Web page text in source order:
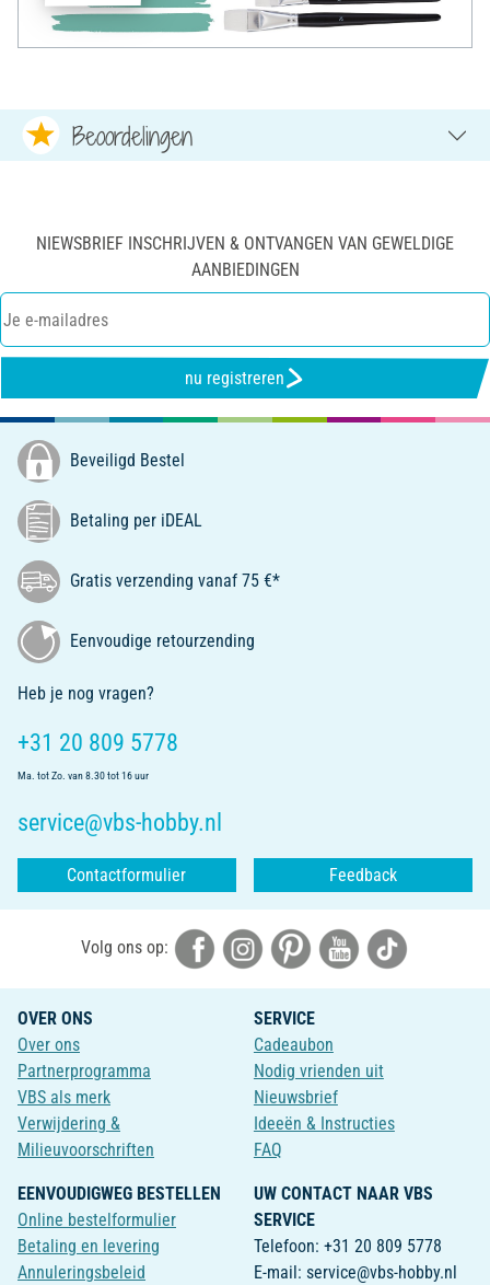
Beoordelingen
NIEWSBRIEF INSCHRIJVEN & ONTVANGEN VAN GEWELDIGE
AANBIEDINGEN
nu registreren
Beveiligd Bestel
Betaling per iDEAL
Gratis verzending vanaf 75 €*
Eenvoudige retourzending
Heb je nog vragen?
+31 20 809 5778
Ma. tot Zo. van 8.30 tot 16 uur
service@vbs-hobby.nl
Contactformulier Feedback
Volg ons op:
OVER ONS
Over ons
Partnerprogramma
VBS als merk
Verwijdering &
Milieuvoorschriften
SERVICE
Cadeaubon
Nodig vrienden uit
Nieuwsbrief
Ideeën & Instructies
FAQ
EENVOUDIGWEG BESTELLEN
Online bestelformulier
Betaling en levering
Annuleringsbeleid
UW CONTACT NAAR VBS
SERVICE
Telefoon: +31 20 809 5778
E-mail: service@vbs-hobby.nl